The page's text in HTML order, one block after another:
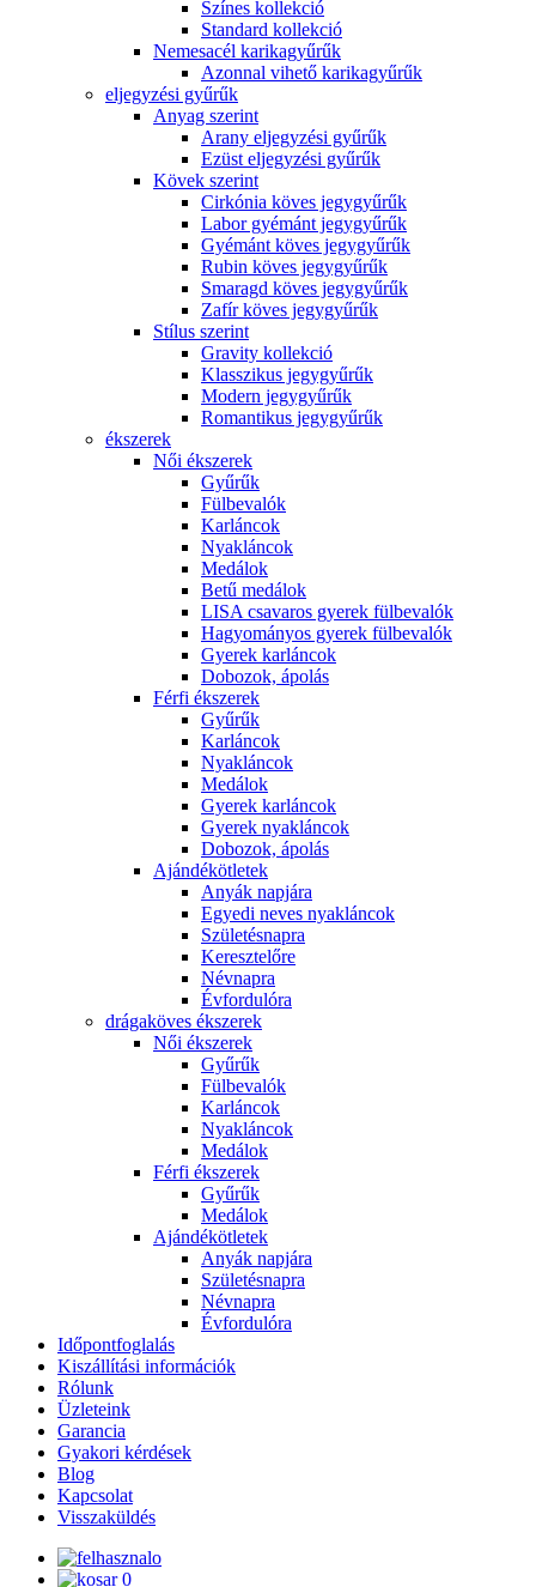
Színes kollekció
Standard kollekció
Nemesacél karikagyűrűk
Azonnal vihető karikagyűrűk
eljegyzési gyűrűk
Anyag szerint
Arany eljegyzési gyűrűk
Ezüst eljegyzési gyűrűk
Kövek szerint
Cirkónia köves jegygyűrűk
Labor gyémánt jegygyűrűk
Gyémánt köves jegygyűrűk
Rubin köves jegygyűrűk
Smaragd köves jegygyűrűk
Zafír köves jegygyűrűk
Stílus szerint
Gravity kollekció
Klasszikus jegygyűrűk
Modern jegygyűrűk
Romantikus jegygyűrűk
ékszerek
Női ékszerek
Gyűrűk
Fülbevalók
Karláncok
Nyakláncok
Medálok
Betű medálok
LISA csavaros gyerek fülbevalók
Hagyományos gyerek fülbevalók
Gyerek karláncok
Dobozok, ápolás
Férfi ékszerek
Gyűrűk
Karláncok
Nyakláncok
Medálok
Gyerek karláncok
Gyerek nyakláncok
Dobozok, ápolás
Ajándékötletek
Anyák napjára
Egyedi neves nyakláncok
Születésnapra
Keresztelőre
Névnapra
Évfordulóra
drágaköves ékszerek
Női ékszerek
Gyűrűk
Fülbevalók
Karláncok
Nyakláncok
Medálok
Férfi ékszerek
Gyűrűk
Medálok
Ajándékötletek
Anyák napjára
Születésnapra
Névnapra
Évfordulóra
Időpontfoglalás
Kiszállítási információk
Rólunk
Üzleteink
Garancia
Gyakori kérdések
Blog
Kapcsolat
Visszaküldés
0